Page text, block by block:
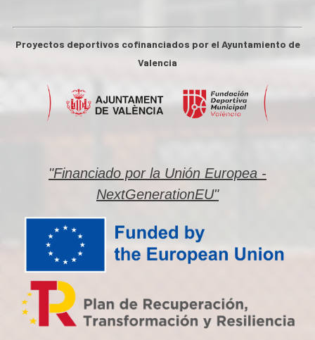
Proyectos deportivos cofinanciados por el Ayuntamiento de
Valencia
"Financiado por la Unión Europea -
NextGenerationEU"